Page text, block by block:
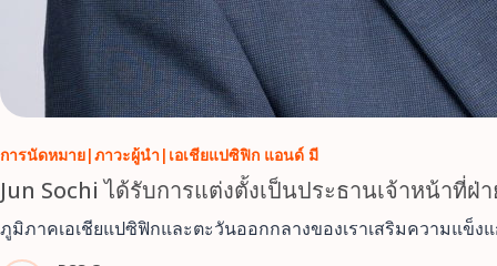
การนัดหมาย|ภาวะผู้นำ | เอเชียแปซิฟิก แอนด์ มี
Jun Sochi ได้รับการแต่งตั้งเป็นประธานเจ้าหน้าที่
ภูมิภาคเอเชียแปซิฟิกและตะวันออกกลางของเราเสริมความแข็ง